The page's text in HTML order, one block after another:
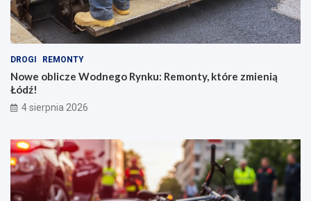
DROGI REMONTY
Nowe oblicze Wodnego Rynku: Remonty, które zmienią
Łódź!
4 sierpnia 2026